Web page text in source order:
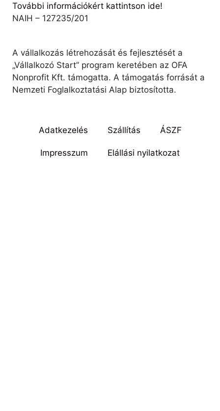
További információkért kattintson ide!
NAIH – 127235/201
A vállalkozás létrehozását és fejlesztését a
„Vállalkozó Start” program keretében az OFA
Nonprofit Kft. támogatta. A támogatás forrását a
Nemzeti Foglalkoztatási Alap biztosította.
Adatkezelés Szállítás ÁSZF
Impresszum Elállási nyilatkozat